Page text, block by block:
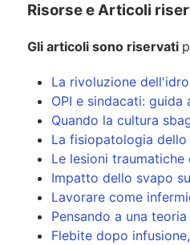
Risorse e Articoli
Gli articoli sono riservati
La rivoluzione
OPI e sindacati:
Quando la cultura
La fisiopatologia
Le lesioni
Impatto dello svapo
Lavorare come
Pensando a una
Flebite dopo